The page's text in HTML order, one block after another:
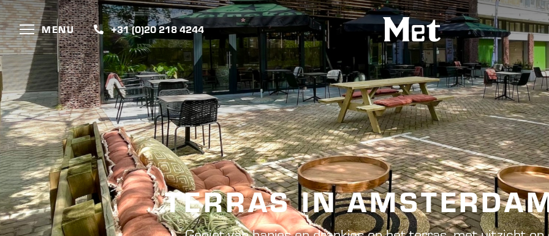
MENU +31 (0)20 218 4244
TERRAS IN